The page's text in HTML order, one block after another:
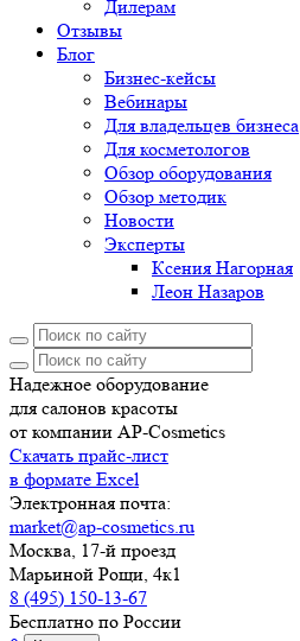
Дилерам
Отзывы
Блог
Бизнес-кейсы
Вебинары
Для владельцев бизнеса
Для косметологов
Обзор оборудования
Обзор методик
Новости
Эксперты
Ксения Нагорная
Леон Назаров
Надежное оборудование
для салонов красоты
от компании AP-Cosmetics
Скачать прайс-лист
в формате Excel
Электронная почта:
market@ap-cosmetics.ru
Москва, 17-й проезд
Марьиной Рощи, 4к1
8 (495) 150-13-67
Бесплатно по России